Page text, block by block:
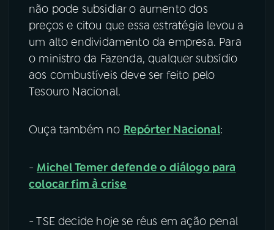
não pode subsidiar o aumento dos
preços e citou que essa estratégia levou a
um alto endividamento da empresa. Para
o ministro da Fazenda, qualquer subsídio
aos combustíveis deve ser feito pelo
Tesouro Nacional.
Ouça também no Repórter Nacional:
- Michel Temer defende o diálogo para
colocar fim à crise
- TSE decide hoje se réus em ação penal